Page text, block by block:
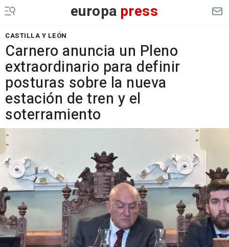
europa press
CASTILLA Y LEÓN
Carnero anuncia un Pleno
extraordinario para definir
posturas sobre la nueva
estación de tren y el
soterramiento